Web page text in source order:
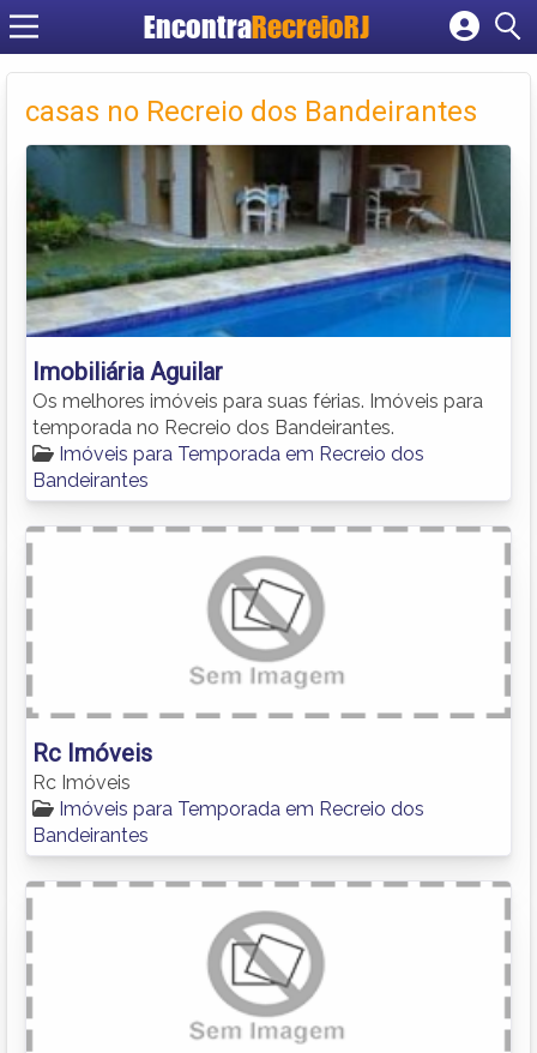
EncontraRecreioRJ
Cadastrar empresa
Criar conta
casas no Recreio dos Bandeirantes
Imobiliária Aguilar
Os melhores imóveis para suas férias. Imóveis para
temporada no Recreio dos Bandeirantes.
Imóveis para Temporada em Recreio dos
Bandeirantes
Rc Imóveis
Rc Imóveis
Imóveis para Temporada em Recreio dos
Bandeirantes